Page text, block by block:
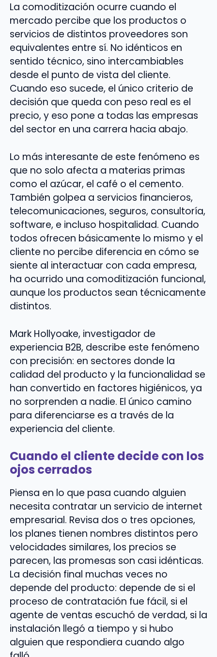
La comoditización ocurre cuando el
mercado percibe que los productos o
servicios de distintos proveedores son
equivalentes entre sí. No idénticos en
sentido técnico, sino intercambiables
desde el punto de vista del cliente.
Cuando eso sucede, el único criterio de
decisión que queda con peso real es el
precio, y eso pone a todas las empresas
del sector en una carrera hacia abajo.
Lo más interesante de este fenómeno es
que no solo afecta a materias primas
como el azúcar, el café o el cemento.
También golpea a servicios financieros,
telecomunicaciones, seguros, consultoría,
software, e incluso hospitalidad. Cuando
todos ofrecen básicamente lo mismo y el
cliente no percibe diferencia en cómo se
siente al interactuar con cada empresa,
ha ocurrido una comoditización funcional,
aunque los productos sean técnicamente
distintos.
Mark Hollyoake, investigador de
experiencia B2B, describe este fenómeno
con precisión: en sectores donde la
calidad del producto y la funcionalidad se
han convertido en factores higiénicos, ya
no sorprenden a nadie. El único camino
para diferenciarse es a través de la
experiencia del cliente.
Cuando el cliente decide con los
ojos cerrados
Piensa en lo que pasa cuando alguien
necesita contratar un servicio de internet
empresarial. Revisa dos o tres opciones,
los planes tienen nombres distintos pero
velocidades similares, los precios se
parecen, las promesas son casi idénticas.
La decisión final muchas veces no
depende del producto: depende de si el
proceso de contratación fue fácil, si el
agente de ventas escuchó de verdad, si la
instalación llegó a tiempo y si hubo
alguien que respondiera cuando algo